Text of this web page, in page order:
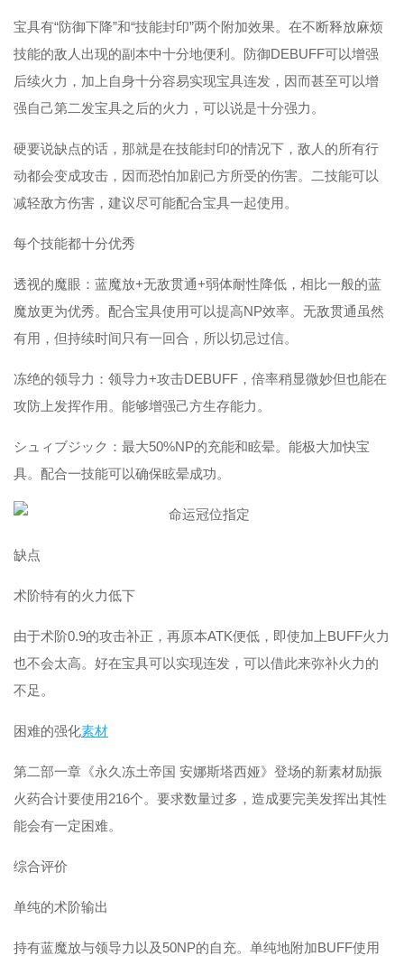
宝具有“防御下降”和“技能封印”两个附加效果。在不断释放麻烦
技能的敌人出现的副本中十分地便利。防御DEBUFF可以增强
后续火力，加上自身十分容易实现宝具连发，因而甚至可以增
强自己第二发宝具之后的火力，可以说是十分强力。
硬要说缺点的话，那就是在技能封印的情况下，敌人的所有行
动都会变成攻击，因而恐怕加剧己方所受的伤害。二技能可以
减轻敌方伤害，建议尽可能配合宝具一起使用。
每个技能都十分优秀
透视的魔眼：蓝魔放+无敌贯通+弱体耐性降低，相比一般的蓝
魔放更为优秀。配合宝具使用可以提高NP效率。无敌贯通虽然
有用，但持续时间只有一回合，所以切忌过信。
冻绝的领导力：领导力+攻击DEBUFF，倍率稍显微妙但也能在
攻防上发挥作用。能够增强己方生存能力。
シュィブジック：最大50%NP的充能和眩晕。能极大加快宝
具。配合一技能可以确保眩晕成功。
缺点
术阶特有的火力低下
由于术阶0.9的攻击补正，再原本ATK便低，即使加上BUFF火力
也不会太高。好在宝具可以实现连发，可以借此来弥补火力的
不足。
困难的强化素材
第二部一章《永久冻土帝国 安娜斯塔西娅》登场的新素材励振
火药合计要使用216个。要求数量过多，造成要完美发挥出其性
能会有一定困难。
综合评价
单纯的术阶输出
持有蓝魔放与领导力以及50NP的自充。单纯地附加BUFF使用